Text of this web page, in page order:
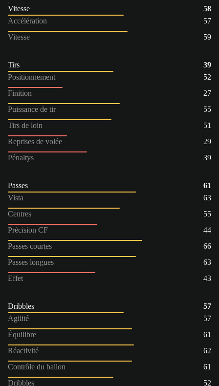
Vitesse
58
Accélération
57
Vitesse
59
Tirs
39
Positionnement
52
Finition
27
Puissance de tir
55
Tirs de loin
51
Reprises de volée
29
Pénaltys
39
Passes
61
Vista
63
Centres
55
Précision CF
44
Passes courtes
66
Passes longues
63
Effet
43
Dribbles
57
Agilité
57
Équilibre
61
Réactivité
62
Contrôle du ballon
61
Dribbles
52